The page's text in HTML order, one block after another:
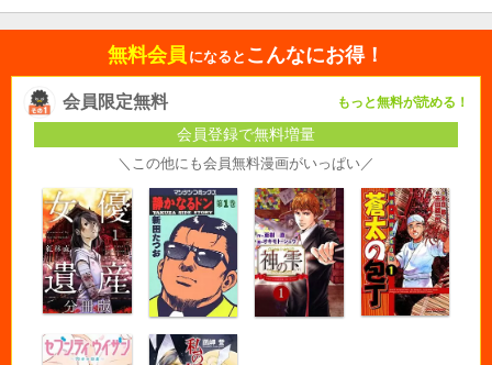
無料会員 になると こんなにお得！
会員限定無料 もっと無料が読める！
会員登録で無料増量
＼この他にも会員無料漫画がいっぱい／